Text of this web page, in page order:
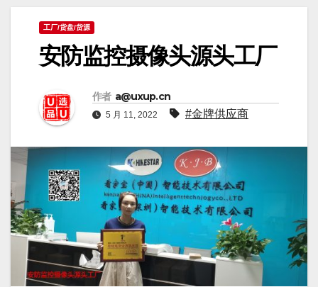
工厂/货盘/货源
安防监控摄像头源头工厂
作者 a@uxup.cn
5 月 11, 2022 #金牌供应商